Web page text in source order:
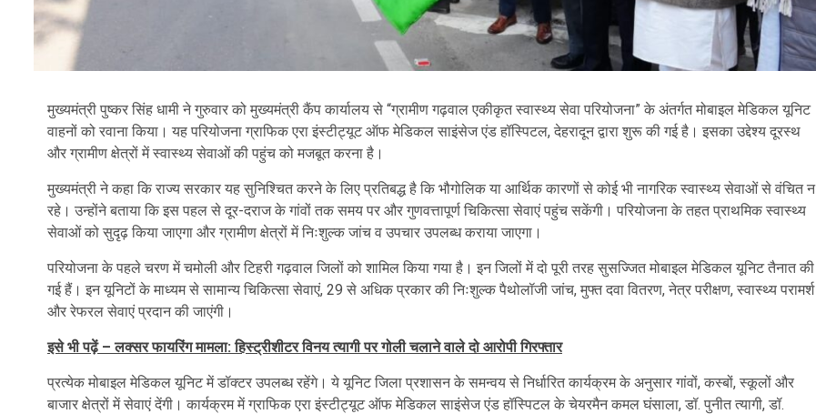
मुख्यमंत्री पुष्कर सिंह धामी ने गुरुवार को मुख्यमंत्री कैंप कार्यालय से “ग्रामीण गढ़वाल एकीकृत स्वास्थ्य सेवा परियोजना” के अंतर्गत मोबाइल मेडिकल यूनिट
वाहनों को रवाना किया। यह परियोजना ग्राफिक एरा इंस्टीट्यूट ऑफ मेडिकल साइंसेज एंड हॉस्पिटल, देहरादून द्वारा शुरू की गई है। इसका उद्देश्य दूरस्थ
और ग्रामीण क्षेत्रों में स्वास्थ्य सेवाओं की पहुंच को मजबूत करना है।
मुख्यमंत्री ने कहा कि राज्य सरकार यह सुनिश्चित करने के लिए प्रतिबद्ध है कि भौगोलिक या आर्थिक कारणों से कोई भी नागरिक स्वास्थ्य सेवाओं से वंचित न
रहे। उन्होंने बताया कि इस पहल से दूर-दराज के गांवों तक समय पर और गुणवत्तापूर्ण चिकित्सा सेवाएं पहुंच सकेंगी। परियोजना के तहत प्राथमिक स्वास्थ्य
सेवाओं को सुदृढ़ किया जाएगा और ग्रामीण क्षेत्रों में निःशुल्क जांच व उपचार उपलब्ध कराया जाएगा।
परियोजना के पहले चरण में चमोली और टिहरी गढ़वाल जिलों को शामिल किया गया है। इन जिलों में दो पूरी तरह सुसज्जित मोबाइल मेडिकल यूनिट तैनात की
गई हैं। इन यूनिटों के माध्यम से सामान्य चिकित्सा सेवाएं, 29 से अधिक प्रकार की निःशुल्क पैथोलॉजी जांच, मुफ्त दवा वितरण, नेत्र परीक्षण, स्वास्थ्य परामर्श
और रेफरल सेवाएं प्रदान की जाएंगी।
इसे भी पढ़ें – लक्सर फायरिंग मामला: हिस्ट्रीशीटर विनय त्यागी पर गोली चलाने वाले दो आरोपी गिरफ्तार
प्रत्येक मोबाइल मेडिकल यूनिट में डॉक्टर उपलब्ध रहेंगे। ये यूनिट जिला प्रशासन के समन्वय से निर्धारित कार्यक्रम के अनुसार गांवों, कस्बों, स्कूलों और
बाजार क्षेत्रों में सेवाएं देंगी। कार्यक्रम में ग्राफिक एरा इंस्टीट्यूट ऑफ मेडिकल साइंसेज एंड हॉस्पिटल के चेयरमैन कमल घंसाला, डॉ. पुनीत त्यागी, डॉ.